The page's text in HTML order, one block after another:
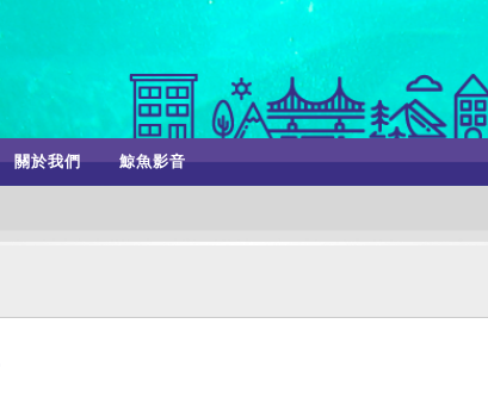
關於我們 鯨魚影音